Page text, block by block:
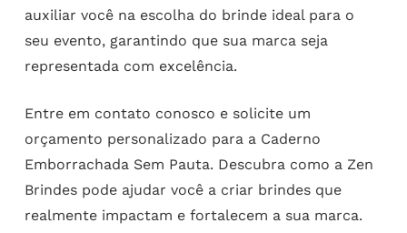
auxiliar você na escolha do brinde ideal para o
seu evento, garantindo que sua marca seja
representada com excelência.
Entre em contato conosco e solicite um
orçamento personalizado para a Caderno
Emborrachada Sem Pauta. Descubra como a Zen
Brindes pode ajudar você a criar brindes que
realmente impactam e fortalecem a sua marca.